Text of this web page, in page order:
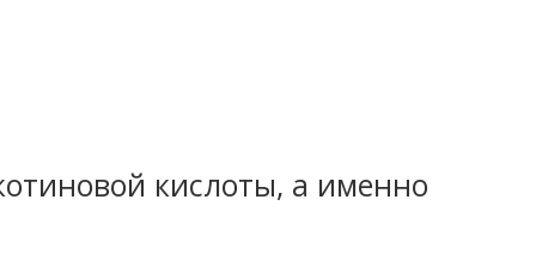
кислоты, а именно